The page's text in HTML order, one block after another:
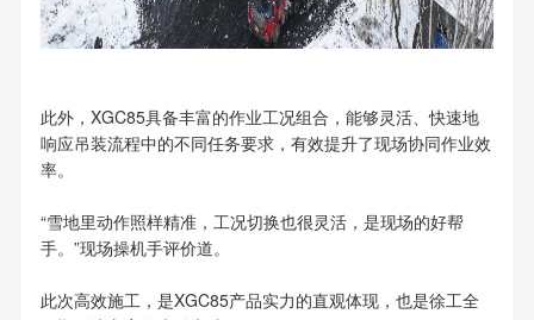
此外，XGC85具备丰富的作业工况组合，能够灵活、快速地
响应吊装流程中的不同任务要求，有效提升了现场协同作业效
率。
“雪地里动作照样精准，工况切换也很灵活，是现场的好帮
手。”现场操机手评价道。
此次高效施工，是XGC85产品实力的直观体现，也是徐工全